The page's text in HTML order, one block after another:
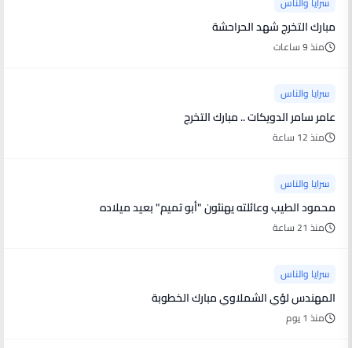
مبارك التخرج شهد الحراحشة
منذ 9 ساعات
سرايا والناس
عامر سامر الدويكات .. مبارك التخرج
منذ 12 ساعة
سرايا والناس
محمود الطيب وعائلته يهنئون "أبو تميم" بعيد ميلاده
منذ 21 ساعة
سرايا والناس
المهندس لؤي الشملاوي مبارك الخطوبة
منذ 1 يوم